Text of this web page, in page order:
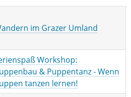
im Grazer Umland
Workshop:
& Puppentanz - Wenn
tanzen lernen!